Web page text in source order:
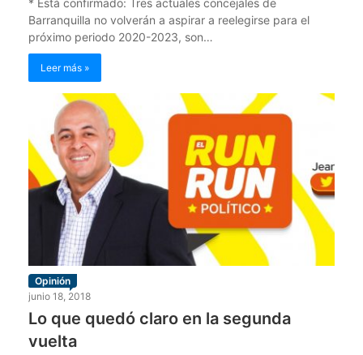
* Está confirmado: Tres actuales concejales de
Barranquilla no volverán a aspirar a reelegirse para el
próximo periodo 2020-2023, son…
Leer más »
Opinión
junio 18, 2018
Lo que quedó claro en la segunda
vuelta